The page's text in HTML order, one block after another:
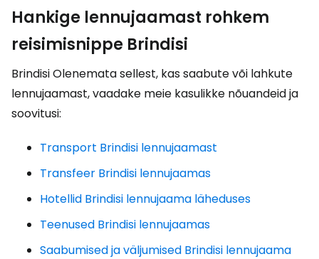
Hankige lennujaamast rohkem
reisimisnippe Brindisi
Brindisi Olenemata sellest, kas saabute või lahkute
lennujaamast, vaadake meie kasulikke nõuandeid ja
soovitusi:
Transport Brindisi lennujaamast
Transfeer Brindisi lennujaamas
Hotellid Brindisi lennujaama läheduses
Teenused Brindisi lennujaamas
Saabumised ja väljumised Brindisi lennujaama